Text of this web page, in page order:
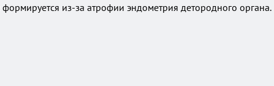
из-за атрофии эндометрия детородного органа.